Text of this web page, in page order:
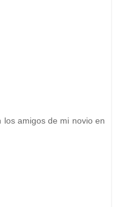
amigos de mi novio en